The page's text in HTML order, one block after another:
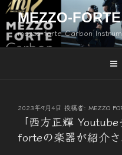
コ
ン
テ
ン
MEZZO-
mezzo-forte Carbon
投
日:
2023年9月4日 投稿者: MEZZO
「西方正輝
forteの楽器が紹介さ